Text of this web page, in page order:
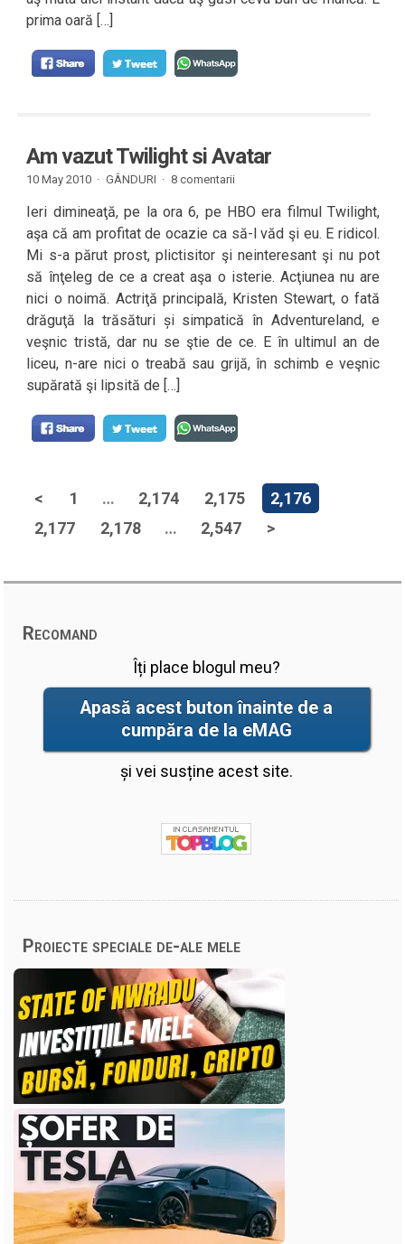
prima oară […]
Am vazut Twilight si Avatar
10 May 2010 · GÂNDURI · 8 comentarii
Ieri dimineaţă, pe la ora 6, pe HBO era filmul Twilight,
aşa că am profitat de ocazie ca să-l văd şi eu. E ridicol.
Mi s-a părut prost, plictisitor şi neinteresant şi nu pot
să înţeleg de ce a creat aşa o isterie. Acţiunea nu are
nici o noimă. Actriţă principală, Kristen Stewart, o fată
drăguţă la trăsături și simpatică în Adventureland, e
veşnic tristă, dar nu se ştie de ce. E în ultimul an de
liceu, n-are nici o treabă sau grijă, în schimb e veşnic
supărată şi lipsită de […]
< 1 … 2,174 2,175
2,176
2,177
2,178 … 2,547 >
Recomand
Îți place blogul meu?
Apasă acest buton înainte de a
cumpăra de la eMAG
și vei susține acest site.
Proiecte speciale de-ale mele